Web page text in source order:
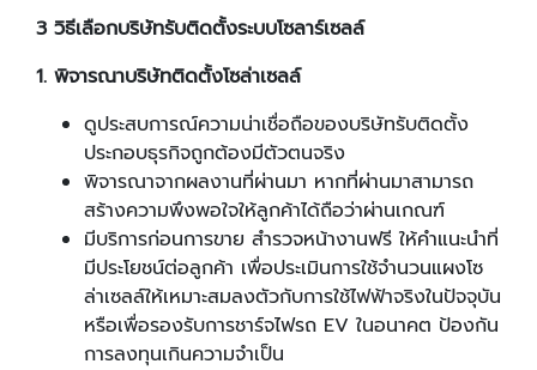
3 วิธีเลือกบริษัทรับติดตั้งระบบโซลาร์เซลล์
1. พิจารณาบริษัทติดตั้งโซล่าเซลล์
ดูประสบการณ์ความน่าเชื่อถือของบริษัทรับติดตั้ง
ประกอบธุรกิจถูกต้องมีตัวตนจริง
พิจารณาจากผลงานที่ผ่านมา หากที่ผ่านมาสามารถ
สร้างความพึงพอใจให้ลูกค้าได้ถือว่าผ่านเกณฑ์
มีบริการก่อนการขาย สำรวจหน้างานฟรี ให้คำแนะนำที่
มีประโยชน์ต่อลูกค้า เพื่อประเมินการใช้จำนวนแผงโซ
ล่าเซลล์ให้เหมาะสมลงตัวกับการใช้ไฟฟ้าจริงในปัจจุบัน
หรือเพื่อรองรับการชาร์จไฟรถ EV ในอนาคต ป้องกัน
การลงทุนเกินความจำเป็น